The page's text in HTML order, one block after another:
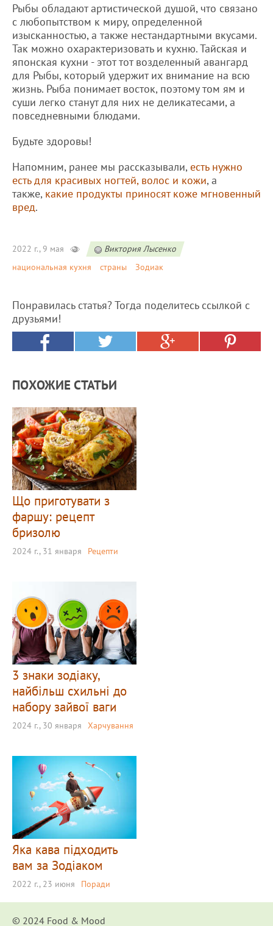
Рыбы обладают артистической душой, что связано
с любопытством к миру, определенной
изысканностью, а также нестандартными вкусами.
Так можно охарактеризовать и кухню. Тайская и
японская кухни - этот тот возделенный авангард
для Рыбы, который удержит их внимание на всю
жизнь. Рыба понимает восток, поэтому том ям и
суши легко станут для них не деликатесами, а
повседневными блюдами.
Будьте здоровы!
Напомним, ранее мы рассказывали, есть нужно
есть для красивых ногтей, волос и кожи, а
также, какие продукты приносят коже мгновенный
вред.
2022 г., 9 мая
Виктория Лысенко
национальная кухня
страны Зодиак
Понравилась статья? Тогда поделитесь ссылкой с
друзьями!
ПОХОЖИЕ СТАТЬИ
Що приготувати з
фаршу: рецепт
бризолю
2024 г., 31 января Рецепти
3 знаки зодіаку,
найбільш схильні до
набору зайвої ваги
2024 г., 30 января Харчування
Яка кава підходить
вам за Зодіаком
2022 г., 23 июня Поради
© 2024 Food & Мood